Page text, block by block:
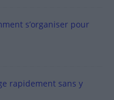
s’organiser pour
rapidement sans y